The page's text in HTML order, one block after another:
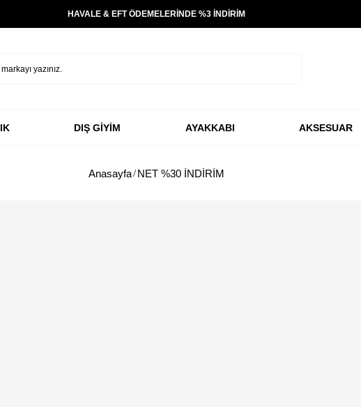
HAVALE & EFT ÖDEMELERİNDE %3 İNDİRİM
DIŞ GİYİM AYAKKABI AKSESUAR
Anasayfa NET %30 İNDİRİM